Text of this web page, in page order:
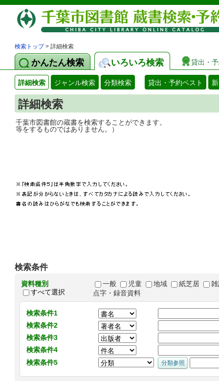
検索トップ> 詳細検索
かんたん検索 いろいろ検索 貸出・
詳細検索 ジャンル検索 分類検索 貸出・予約ベスト
詳細検索
千葉市図書館の蔵書を検索することがで
等をするものではありません。）
検索条件
資料種別
すべて選択
一般 児童 地域 紙芝居
点字・録音資料
検索条件1
検索条件2
検索条件3
検索条件4
検索条件5